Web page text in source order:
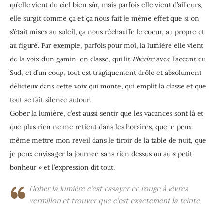
qu’elle vient du ciel bien sûr, mais parfois elle vient d’ailleurs,
elle surgit comme ça et ça nous fait le même effet que si on
s’était mises au soleil, ça nous réchauffe le coeur, au propre et
au figuré. Par exemple, parfois pour moi, la lumière elle vient
de la voix d’un gamin, en classe, qui lit Phèdre avec l’accent du
Sud, et d’un coup, tout est tragiquement drôle et absolument
délicieux dans cette voix qui monte, qui emplit la classe et que
tout se fait silence autour.
Gober la lumière, c’est aussi sentir que les vacances sont là et
que plus rien ne me retient dans les horaires, que je peux
même mettre mon réveil dans le tiroir de la table de nuit, que
je peux envisager la journée sans rien dessus ou au « petit
bonheur » et l’expression dit tout.
Gober la lumière c’est essayer ce rouge à lèvres
vermillon et trouver que c’est exactement la teinte